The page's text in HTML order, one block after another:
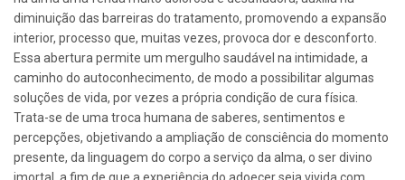
diminuição das barreiras do tratamento, promovendo a expansão
interior, processo que, muitas vezes, provoca dor e desconforto.
Essa abertura permite um mergulho saudável na intimidade, a
caminho do autoconhecimento, de modo a possibilitar algumas
soluções de vida, por vezes a própria condição de cura física.
Trata-se de uma troca humana de saberes, sentimentos e
percepções, objetivando a ampliação de consciência do momento
presente, da linguagem do corpo a serviço da alma, o ser divino